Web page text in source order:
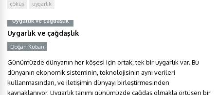
çöküş uygarlık
Uygarlık ve çağdaşlık
Uygarlık ve çağdaşlık
Doğan Kuban
Günümüzde dünyanın her köşesi için ortak, tek bir uygarlık var. Bu
dünyanın ekonomik sisteminin, teknolojisinin aynı verileri
kullanmasından, ve iletişimin dünyayı birleştirmesinden
kaynaklanıyor. Uygarlık tanımı günümüzde çağdaş olmakla örtüşen bir